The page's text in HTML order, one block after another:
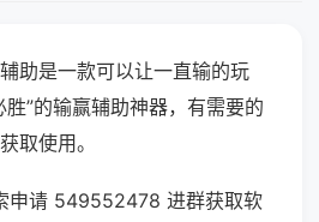
助是一款可以让一直输的玩
”的输赢辅助神器，有需要的
取使用。
申请 549552478 进群获取软